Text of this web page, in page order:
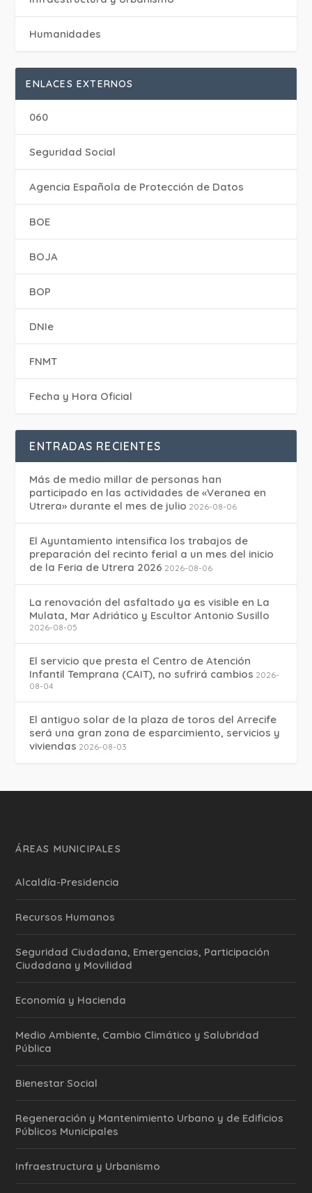
Humanidades
ENLACES EXTERNOS
060
Seguridad Social
Agencia Española de Protección de Datos
BOE
BOJA
BOP
DNIe
FNMT
Fecha y Hora Oficial
ENTRADAS RECIENTES
Más de medio millar de personas han
participado en las actividades de «Veranea en
Utrera» durante el mes de julio 2026-08-06
El Ayuntamiento intensifica los trabajos de
preparación del recinto ferial a un mes del inicio
de la Feria de Utrera 2026 2026-08-06
La renovación del asfaltado ya es visible en La
Mulata, Mar Adriático y Escultor Antonio Susillo
2026-08-05
El servicio que presta el Centro de Atención
Infantil Temprana (CAIT), no sufrirá cambios 2026-
08-04
El antiguo solar de la plaza de toros del Arrecife
será una gran zona de esparcimiento, servicios y
viviendas 2026-08-03
ÁREAS MUNICIPALES
Alcaldía-Presidencia
Recursos Humanos
Seguridad Ciudadana, Emergencias, Participación
Ciudadana y Movilidad
Economía y Hacienda
Medio Ambiente, Cambio Climático y Salubridad
Pública
Bienestar Social
Regeneración y Mantenimiento Urbano y de Edificios
Públicos Municipales
Infraestructura y Urbanismo